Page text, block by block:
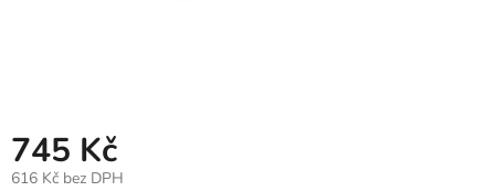
745 Kč
616 Kč bez DPH